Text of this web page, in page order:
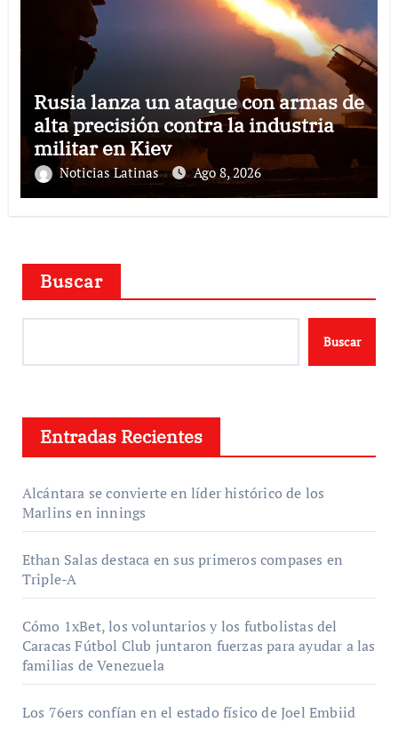
Rusia lanza un ataque con armas de
alta precisión contra la industria
militar en Kiev
Noticias Latinas Ago 8, 2026
Buscar
Buscar
Entradas Recientes
Alcántara se convierte en líder histórico de los
Marlins en innings
Ethan Salas destaca en sus primeros compases en
Triple-A
Cómo 1xBet, los voluntarios y los futbolistas del
Caracas Fútbol Club juntaron fuerzas para ayudar a las
familias de Venezuela
Los 76ers confían en el estado físico de Joel Embiid